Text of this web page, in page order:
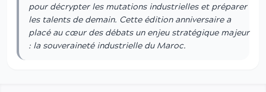
pour décrypter les mutations industrielles et préparer
les talents de demain. Cette édition anniversaire a
placé au cœur des débats un enjeu stratégique majeur
: la souveraineté industrielle du Maroc.